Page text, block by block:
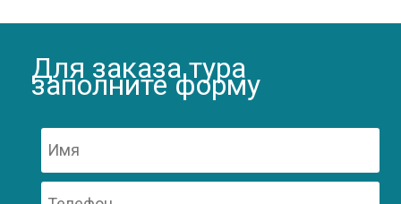
Для заказа тура
заполните форму